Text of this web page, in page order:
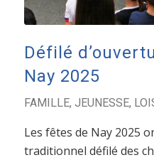
Défilé
Nay 2025
FAMILLE, JEUNESSE,
Les fêtes de Nay 2025
traditionnel défilé des